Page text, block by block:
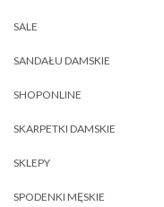
SALE
SANDAŁU DAMSKIE
SHOPONLINE
SKARPETKI DAMSKIE
SKLEPY
SPODENKI MĘSKIE